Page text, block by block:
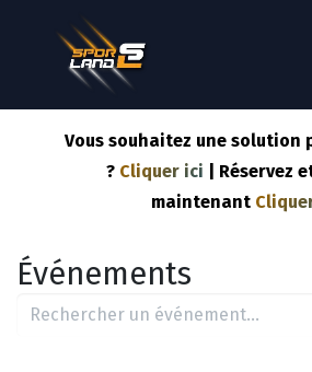
Vous souhaitez une solution
? Cliquer ici | Réservez
maintenant
Événements